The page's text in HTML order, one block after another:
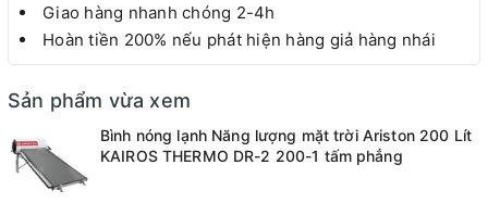
Giao hàng nhanh chóng 2-4h
Hoàn tiền 200% nếu phát hiện hàng giả hàng nhái
Sản phẩm vừa xem
Bình nóng lạnh Năng lượng mặt trời Ariston 200 Lít
KAIROS THERMO DR-2 200-1 tấm phẳng